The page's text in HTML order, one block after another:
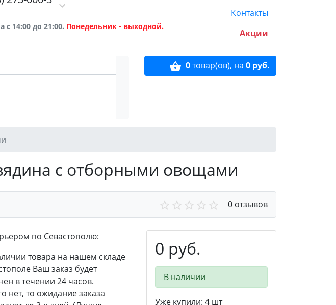
с 14:00 до 21:00. Понедельник - выходной.
Контакты
Акции
0товар(ов), на 0 руб.
с отборными овощами
0 отзывов
0 руб.
В наличии
Уже купили: 4 шт
по Севастополю:
товара на нашем складе
Ваш заказ будет
в течении 24 часов.
нет, то ожидание заказа